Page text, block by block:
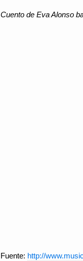
Cuento de Eva Alonso
Fuente: http://